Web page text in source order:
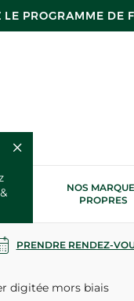
LE PROGRAMME DE
NOS
PROPRES
PRENDRE RENDEZ-
digitée mors biais